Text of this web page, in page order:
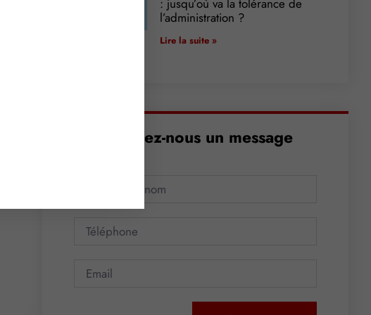
: jusqu’où va la tolérance de
l’administration ?
Lire la suite »
Envoyez-nous un message